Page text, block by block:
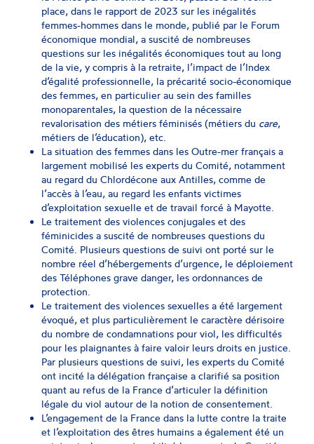
place, dans le rapport de 2023 sur les inégalités
femmes-hommes dans le monde, publié par le Forum
économique mondial, a suscité de nombreuses
questions sur les inégalités économiques tout au long
de la vie, y compris à la retraite, l’impact de l’Index
d’égalité professionnelle, la précarité socio-économique
des femmes, en particulier au sein des familles
monoparentales, la question de la nécessaire
revalorisation des métiers féminisés (métiers du care,
métiers de l’éducation), etc.
La situation des femmes dans les Outre-mer français a
largement mobilisé les experts du Comité, notamment
au regard du Chlordécone aux Antilles, comme de
l’accès à l’eau, au regard les enfants victimes
d’exploitation sexuelle et de travail forcé à Mayotte.
Le traitement des violences conjugales et des
féminicides a suscité de nombreuses questions du
Comité. Plusieurs questions de suivi ont porté sur le
nombre réel d’hébergements d’urgence, le déploiement
des Téléphones grave danger, les ordonnances de
protection.
Le traitement des violences sexuelles a été largement
évoqué, et plus particulièrement le caractère dérisoire
du nombre de condamnations pour viol, les difficultés
pour les plaignantes à faire valoir leurs droits en justice.
Par plusieurs questions de suivi, les experts du Comité
ont incité la délégation française a clarifié sa position
quant au refus de la France d’articuler la définition
légale du viol autour de la notion de consentement.
L’engagement de la France dans la lutte contre la traite
et l’exploitation des êtres humains a également été un